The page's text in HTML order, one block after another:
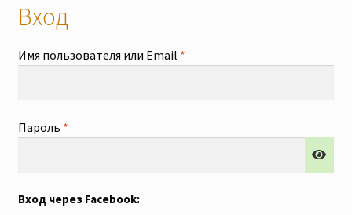
Контакты
Мой аккаунт
Вход
Имя пользователя или Email *Обязательно
Пароль *Обязательно
Вход через Facebook: